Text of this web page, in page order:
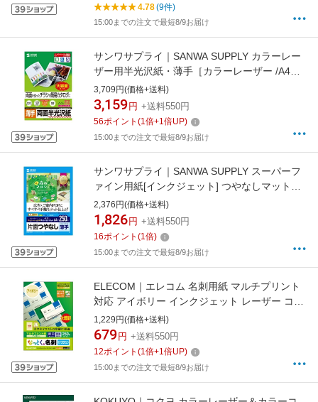
4.78(9件)
15:00までの注文で最短8/9お届け
サンワサプライ｜SANWA SUPPLY カラーレー
ザー用半光沢紙・薄手［カラーレーザー /A4サ
イズ /250枚］ LBP-KCNA4N-
250[LBPKCNA4N250]
3,709円(価格+送料)
3,159 円 +送料550円
56ポイント (1倍+1倍UP)
15:00までの注文で最短8/9お届け
サンワサプライ｜SANWA SUPPLY スーパーフ
ァイン用紙[インクジェット] つやなしマット紙
薄手 (A4サイズ・250枚) JP-EM5NA4-
250[JPEM5NA4250]
2,376円(価格+送料)
1,826 円 +送料550円
16ポイント (1倍)
15:00までの注文で最短8/9お届け
ELECOM｜エレコム 名刺用紙 マルチプリント
対応 アイボリー インクジェット レーザー コピ
ー対応 A4 10面付 マイクロミシンカット 250枚
MT-JMN2IVシリーズ アイボリー MT-
JMN2IVZ[MTJMN2IVZ]
1,229円(価格+送料)
679 円 +送料550円
12ポイント (1倍+1倍UP)
15:00までの注文で最短8/9お届け